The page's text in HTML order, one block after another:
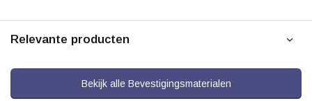
Wiellager:
Bandage: Polyamide (PA6)
Hardheid band:
Relevante producten
Bekijk alle Bevestigingsmaterialen